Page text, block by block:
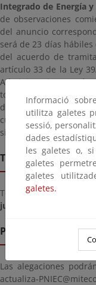
Integrado de Energía y
de observaciones
del anuncio
será de 23 días
del acuerdo de
artículo 33 de la Ley
Administrativo Común
tomarán en
del documento de
cuyo link pueden
siguiente:bzn-
Termini de remissió
Termini per presentar
juny de 2024
Presentació
Las alegaciones
actualiza-
Informació
utilitza galetes
sessió,
dades
les galetes o,
galetes
galetes
galetes.